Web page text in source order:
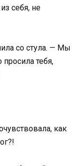
себя, не
со стула. — Мы
тебя,
как